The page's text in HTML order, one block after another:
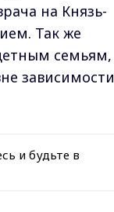
на Князь-
Так же
семьям,
зависимости
и будьте в